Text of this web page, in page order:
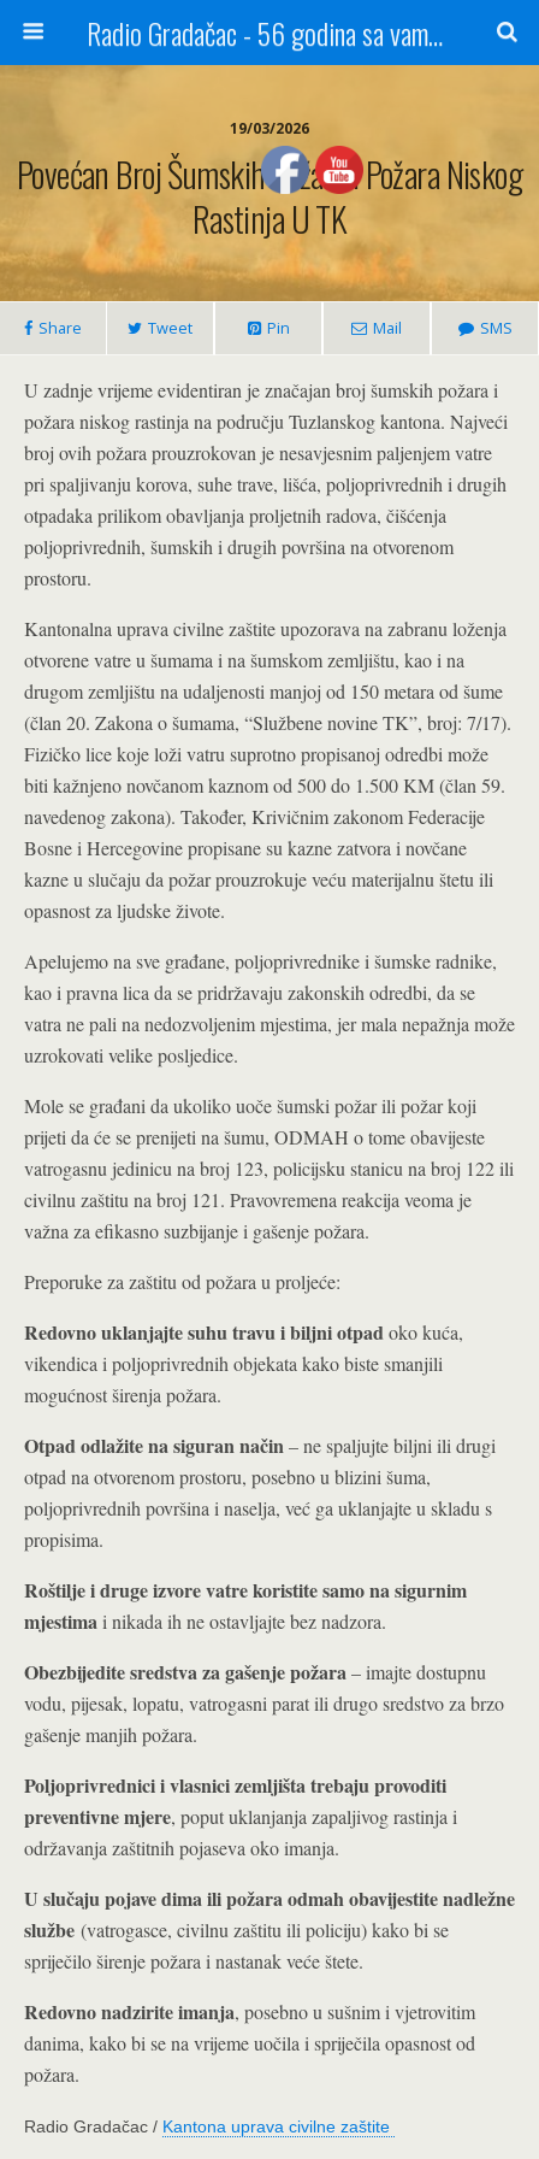
Radio Gradačac - 56 godina sa vama...
19/03/2026
Povećan Broj Šumskih Požara I Požara Niskog
Rastinja U TK
Share Tweet Pin Mail SMS
U zadnje vrijeme evidentiran je značajan broj šumskih požara i
požara niskog rastinja na području Tuzlanskog kantona. Najveći
broj ovih požara prouzrokovan je nesavjesnim paljenjem vatre
pri spaljivanju korova, suhe trave, lišća, poljoprivrednih i drugih
otpadaka prilikom obavljanja proljetnih radova, čišćenja
poljoprivrednih, šumskih i drugih površina na otvorenom
prostoru.
Kantonalna uprava civilne zaštite upozorava na zabranu loženja
otvorene vatre u šumama i na šumskom zemljištu, kao i na
drugom zemljištu na udaljenosti manjoj od 150 metara od šume
(član 20. Zakona o šumama, “Službene novine TK”, broj: 7/17).
Fizičko lice koje loži vatru suprotno propisanoj odredbi može
biti kažnjeno novčanom kaznom od 500 do 1.500 KM (član 59.
navedenog zakona). Također, Krivičnim zakonom Federacije
Bosne i Hercegovine propisane su kazne zatvora i novčane
kazne u slučaju da požar prouzrokuje veću materijalnu štetu ili
opasnost za ljudske živote.
Apelujemo na sve građane, poljoprivrednike i šumske radnike,
kao i pravna lica da se pridržavaju zakonskih odredbi, da se
vatra ne pali na nedozvoljenim mjestima, jer mala nepažnja može
uzrokovati velike posljedice.
Mole se građani da ukoliko uoče šumski požar ili požar koji
prijeti da će se prenijeti na šumu, ODMAH o tome obavijeste
vatrogasnu jedinicu na broj 123, policijsku stanicu na broj 122 ili
civilnu zaštitu na broj 121. Pravovremena reakcija veoma je
važna za efikasno suzbijanje i gašenje požara.
Preporuke za zaštitu od požara u proljeće:
Redovno uklanjajte suhu travu i biljni otpadoko kuća,
vikendica i poljoprivrednih objekata kako biste smanjili
mogućnost širenja požara.
Otpad odlažite na siguran način– ne spaljujte biljni ili drugi
otpad na otvorenom prostoru, posebno u blizini šuma,
poljoprivrednih površina i naselja, već ga uklanjajte u skladu s
propisima.
Roštilje i druge izvore vatre koristite samo na sigurnim
mjestimai nikada ih ne ostavljajte bez nadzora.
Obezbijedite sredstva za gašenje požara– imajte dostupnu
vodu, pijesak, lopatu, vatrogasni parat ili drugo sredstvo za brzo
gašenje manjih požara.
Poljoprivrednici i vlasnici zemljišta trebaju provoditi
preventivne mjere, poput uklanjanja zapaljivog rastinja i
održavanja zaštitnih pojaseva oko imanja.
U slučaju pojave dima ili požara odmah obavijestite nadležne
službe (vatrogasce, civilnu zaštitu ili policiju) kako bi se
spriječilo širenje požara i nastanak veće štete.
Redovno nadzirite imanja, posebno u sušnim i vjetrovitim
danima, kako bi se na vrijeme uočila i spriječila opasnost od
požara.
Radio Gradačac / Kantona uprava civilne zaštite